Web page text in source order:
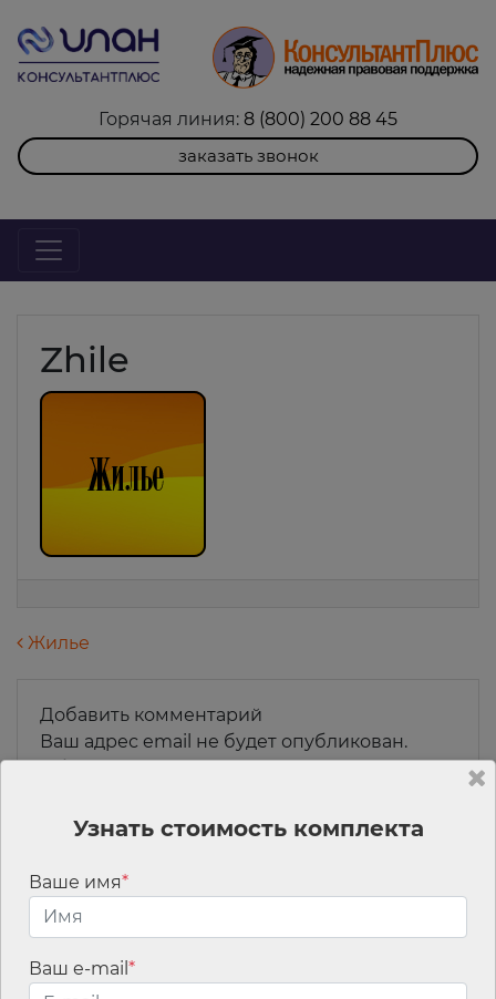
Горячая линия: 8 (800) 200 88 45
заказать звонок
Zhile
Навигация по записям
Жилье
Добавить комментарий
Ваш адрес email не будет опубликован.
Обязательные поля помечены*
Имя*
Узнать стоимость комплекта
Ваше имя*
Ваш e-mail *